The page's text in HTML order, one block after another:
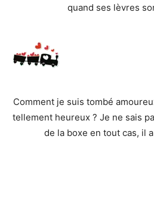
quand ses lèvres
Comment je suis tombé
tellement heureux ? Je ne sais
de la boxe en tout cas, il